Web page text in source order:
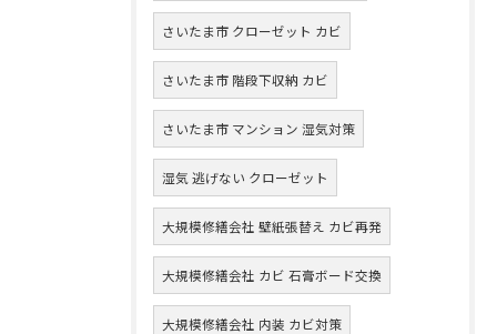
さいたま市 クローゼット カビ
さいたま市 階段下収納 カビ
さいたま市 マンション 湿気対策
湿気 逃げない クローゼット
大規模修繕会社 壁紙張替え カビ再発
大規模修繕会社 カビ 石膏ボード交換
大規模修繕会社 内装 カビ対策